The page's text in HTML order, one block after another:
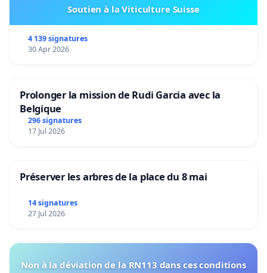
Soutien à la Viticulture Suisse
4 139 signatures
30 Apr 2026
Prolonger la mission de Rudi Garcia avec la
Belgique
296 signatures
17 Jul 2026
Préserver les arbres de la place du 8 mai
14 signatures
27 Jul 2026
Non à la déviation de la RN113 dans ces conditions